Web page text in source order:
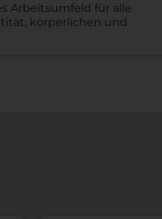
Arbeitsumfeld für alle
körperlichen und